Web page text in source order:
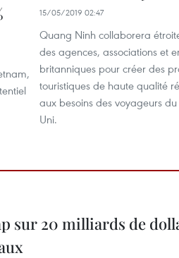
15/05/2019 02:47
Quang Ninh collaborera
des agences, associations et
britanniques pour créer des
touristiques de haute qualité
aux besoins des voyageurs
Uni.
sur 20 milliards de